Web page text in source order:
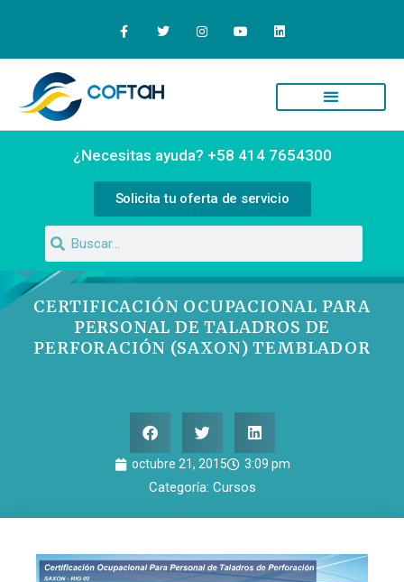
¿Necesitas ayuda? +58 414 7654300
Solicita tu oferta de servicio
CERTIFICACIÓN OCUPACIONAL PARA
PERSONAL DE TALADROS DE
PERFORACIÓN (SAXON) TEMBLADOR
octubre 21, 2015 3:09 pm
Categoría: Cursos